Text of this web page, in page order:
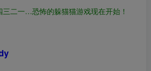
三二一…恐怖的躲猫猫游戏现在开始！